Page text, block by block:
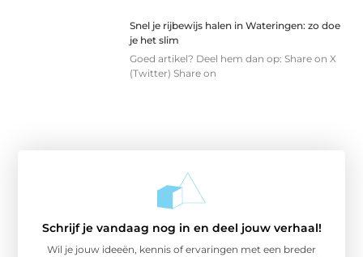
Snel je rijbewijs halen in Wateringen: zo doe
je het slim
Goed artikel? Deel hem dan op: Share on X
(Twitter) Share on
Schrijf je vandaag nog in en deel jouw verhaal!
Wil je jouw ideeën, kennis of ervaringen met een breder